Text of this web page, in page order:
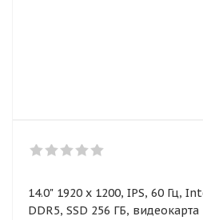
14.0" 1920 x 1200, IPS, 60 Гц,
DDR5, SSD 256 ГБ,